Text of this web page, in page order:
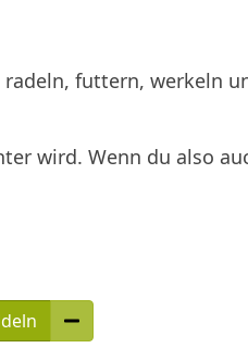
futtern, werkeln
wird. Wenn du also